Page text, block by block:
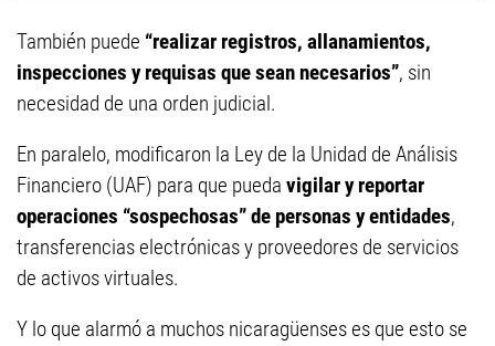
También puede “realizar registros, allanamientos,
inspecciones y requisas que sean necesarios”, sin
necesidad de una orden judicial.
En paralelo, modificaron la Ley de la Unidad de Análisis
Financiero (UAF) para que pueda vigilar y reportar
operaciones “sospechosas” de personas y entidades,
transferencias electrónicas y proveedores de servicios
de activos virtuales.
Y lo que alarmó a muchos nicaragüenses es que esto se